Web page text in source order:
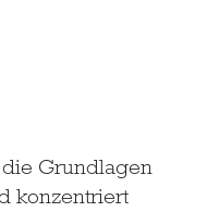
Grundlagen
konzentriert